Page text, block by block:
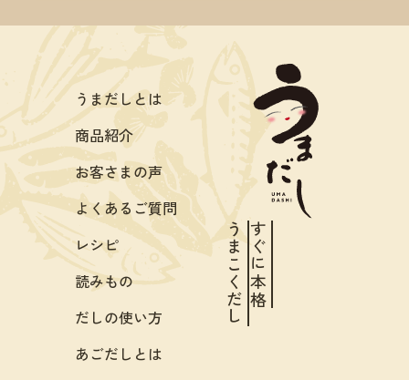
すぐに本格
うまこくだし
うまだしとは
商品紹介
お客さまの声
よくあるご質問
レシピ
読みもの
だしの使い方
あごだしとは